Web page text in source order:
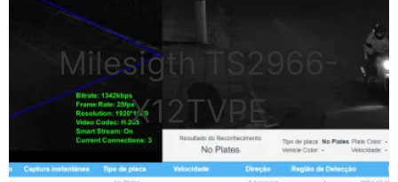
Milesigth TS2966-
X12TVPE